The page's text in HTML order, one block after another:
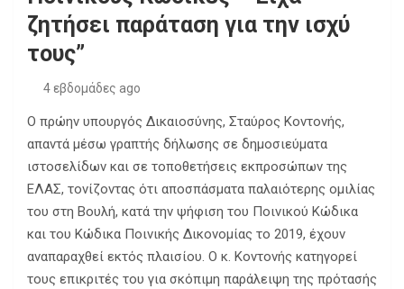
ζητήσει παράταση για την ισχύ
τους”
4 εβδομάδες ago
Ο πρώην υπουργός Δικαιοσύνης, Σταύρος Κοντονής,
απαντά μέσω γραπτής δήλωσης σε δημοσιεύματα
ιστοσελίδων και σε τοποθετήσεις εκπροσώπων της
ΕΛΑΣ, τονίζοντας ότι αποσπάσματα παλαιότερης ομιλίας
του στη Βουλή, κατά την ψήφιση του Ποινικού Κώδικα
και του Κώδικα Ποινικής Δικονομίας το 2019, έχουν
αναπαραχθεί εκτός πλαισίου. Ο κ. Κοντονής κατηγορεί
τους επικριτές του για σκόπιμη παράλειψη της πρότασής